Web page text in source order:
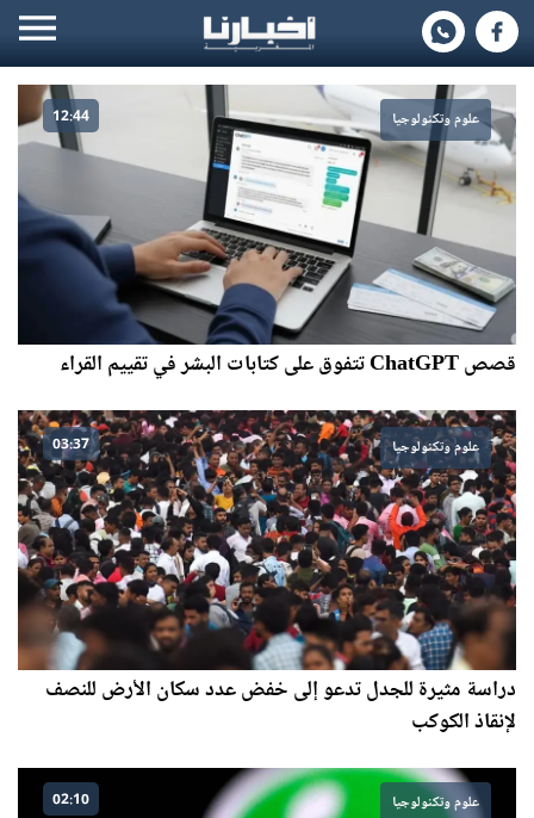
علوم وتكنولوجيا 12:44
قصص ChatGPT تتفوق على كتابات البشر في تقييم القراء
علوم وتكنولوجيا 03:37
دراسة مثيرة للجدل تدعو إلى خفض عدد سكان الأرض للنصف
لإنقاذ الكوكب
علوم وتكنولوجيا 02:10